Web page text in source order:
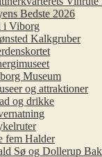
Bedste 2026
Viborg
Kalkgruber
Museum
og attraktioner
og drikke
fem Halder
Sø og Dollerup